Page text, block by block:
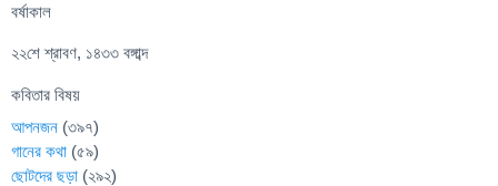
বর্ষাকাল
২২শে শ্রাবণ, ১৪৩৩ বঙ্গাব্দ
কবিতার বিষয়
আপনজন (৩৯৭)
গানের কথা (৫৯)
ছোটদের ছড়া (২৯২)